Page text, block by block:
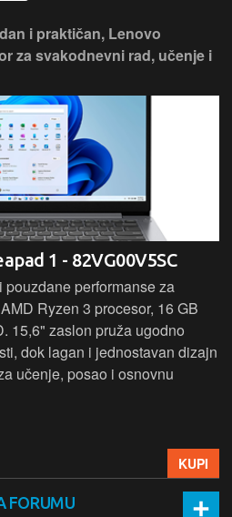
i praktičan, Lenovo
za svakodnevni rad, učenje i
1 - 82VG00V5SC
performanse za
Ryzen 3 procesor, 16 GB
15,6" zaslon pruža ugodno
dok lagan i jednostavan dizajn
učenje, posao i osnovnu
KUPI
FORUMU